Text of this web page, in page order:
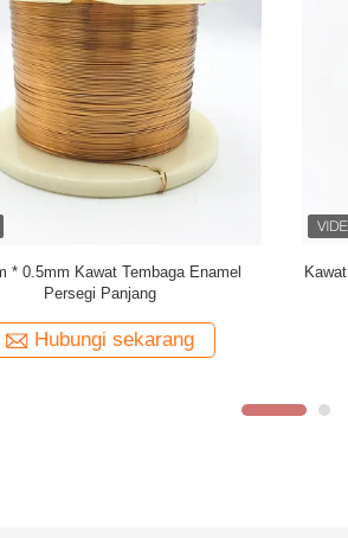
Kawat tembaga berenamel persegi
super tipis 1,5 mm x 0,1 mm untuk
Hubungi sekarang